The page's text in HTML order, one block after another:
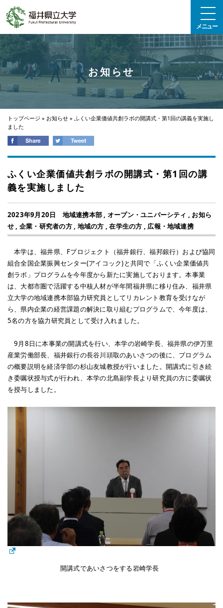
メニュー
お知らせ
トップページ » お知らせ » ふくい企業価値共創ラボの開講式・第1回の講義を実施し
ました
ふくい企業価値共創ラボの開講式・第1回の講
義を実施しました
2023年9月20日 地域連携本部 , オープン・ユニバーシティ , お知ら
せ , 企業・研究者の方, 地域の方 ,在学生の方 , 広報・地域連携
本学は、福井県、Fプロジェクト（福井銀行、福邦銀行）および協同
組合全国企業振興センター(アイコック)と共同で「ふくい企業価値共
創ラボ」プログラムを今年度から新たに実施しております。本事業
は、大都市圏で活躍する中核人材が半年間福井県に移り住み、福井県
立大学の地域連携本部協力研究員としてリカレント教育を受けなが
ら、県内企業の経営課題の解決に取り組むプログラムで、今年度は、
5名の方を協力研究員として受け入れました。
9月8日に本事業の開講式を行い、本学の岩崎学長、福井県の伊万里
産業労働部長、福井銀行の長谷川頭取のあいさつの後に、プログラム
の概要説明を経済学部の杉山友城教授が行いました。開講式に引き続
き委嘱状授与式が行われ、本学の北島副学長より研究員の方に委嘱状
を授与しました。
開講式であいさつをする岩崎学長